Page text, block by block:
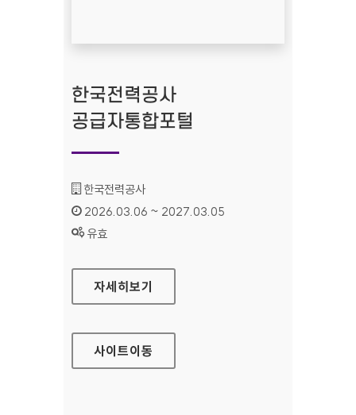
한국전력공사
공급자통합포털
기관명 :
한국전력공사
인증기간 :
2026.03.06 ~ 2027.03.05
상태 :
유효
한국전력공사 공급자통합포털
자세히보기
사이트이동